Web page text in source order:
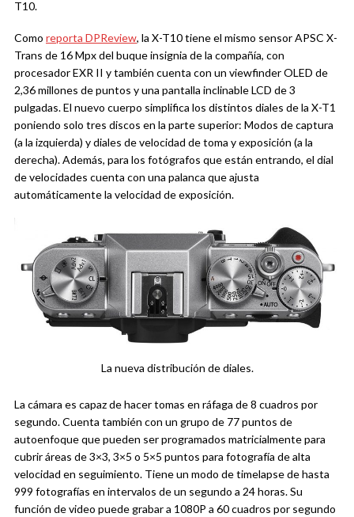
T10.
Como reporta DPReview, la X-T10 tiene el mismo sensor APSC X-
Trans de 16 Mpx del buque insignia de la compañía, con
procesador EXR II y también cuenta con un viewfinder OLED de
2,36 millones de puntos y una pantalla inclinable LCD de 3
pulgadas. El nuevo cuerpo simplifica los distintos diales de la X-T1
poniendo solo tres discos en la parte superior: Modos de captura
(a la izquierda) y diales de velocidad de toma y exposición (a la
derecha). Además, para los fotógrafos que están entrando, el dial
de velocidades cuenta con una palanca que ajusta
automáticamente la velocidad de exposición.
La nueva distribución de diales.
La cámara es capaz de hacer tomas en ráfaga de 8 cuadros por
segundo. Cuenta también con un grupo de 77 puntos de
autoenfoque que pueden ser programados matricialmente para
cubrir áreas de 3×3, 3×5 o 5×5 puntos para fotografía de alta
velocidad en seguimiento. Tiene un modo de timelapse de hasta
999 fotografías en intervalos de un segundo a 24 horas. Su
función de video puede grabar a 1080P a 60 cuadros por segundo